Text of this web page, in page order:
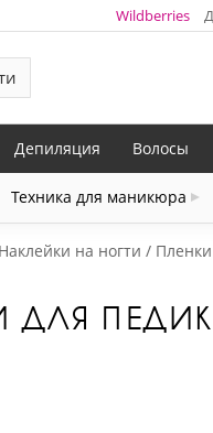
Wildberries
Техника для маникюра
Депиляция Волосы
Наклейки на ногти
ДЛЯ